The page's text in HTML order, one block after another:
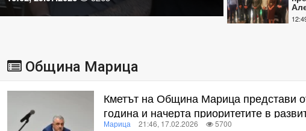
Община Марица
Кметът на Община Марица представи
година и начерта приоритетите в
Марица 21:46, 17.02.2026 5700